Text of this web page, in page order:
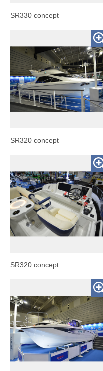
SR330 concept
SR320 concept
SR320 concept